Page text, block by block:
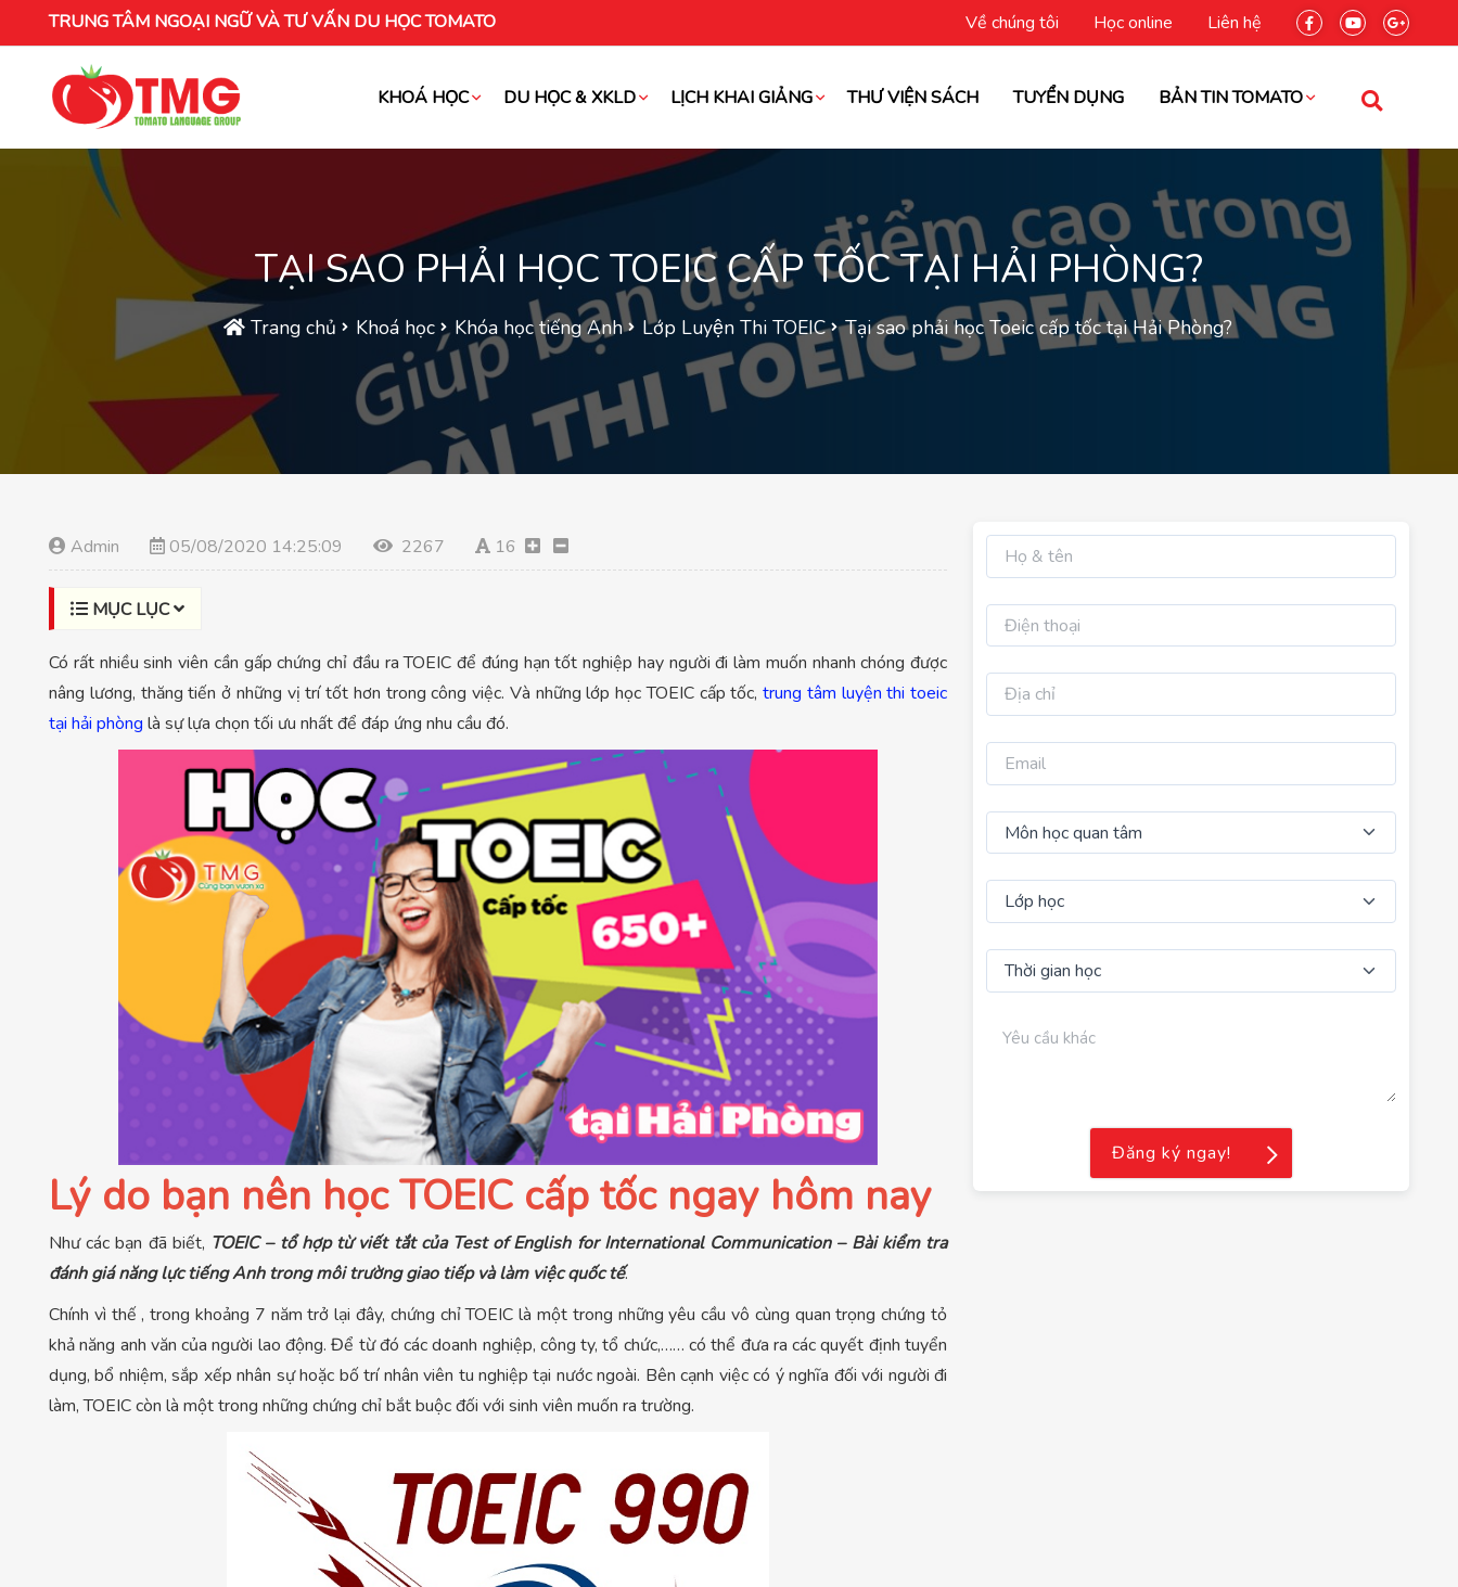
TRUNG TÂM NGOẠI NGỮ VÀ TƯ VẤN DU HỌC TOMATO Về chúng tôi Học online Liên hệ
KHOÁ HỌC DU HỌC & XKLD LỊCH KHAI GIẢNG THƯ VIỆN SÁCH TUYỂN DỤNG BẢN TIN TOMATO
TẠI SAO PHẢI HỌC TOEIC CẤP TỐC TẠI HẢI PHÒNG?
Trang chủ Khoá học Khóa học tiếng Anh Lớp Luyện Thi TOEIC Tại sao phải học Toeic cấp tốc tại Hải Phòng?
Admin 05/08/2020 14:25:09 2267 16
MỤC LỤC
Có rất nhiều sinh viên cần gấp chứng chỉ đầu ra TOEIC để đúng hạn tốt nghiệp hay người đi làm muốn nhanh chóng được
nâng lương, thăng tiến ở những vị trí tốt hơn trong công việc. Và những lớp học TOEIC cấp tốc, trung tâm luyện thi toeic
tại hải phòng là sự lựa chọn tối ưu nhất để đáp ứng nhu cầu đó.
Lý do bạn nên học TOEIC cấp tốc ngay hôm nay
Như các bạn đã biết, TOEIC – tổ hợp từ viết tắt của Test of English for International Communication – Bài kiểm tra
đánh giá năng lực tiếng Anh trong môi trường giao tiếp và làm việc quốc tế.
Chính vì thế , trong khoảng 7 năm trở lại đây, chứng chỉ TOEIC là một trong những yêu cầu vô cùng quan trọng chứng tỏ
khả năng anh văn của người lao động. Để từ đó các doanh nghiệp, công ty, tổ chức,…… có thể đưa ra các quyết định tuyển
dụng, bổ nhiệm, sắp xếp nhân sự hoặc bố trí nhân viên tu nghiệp tại nước ngoài. Bên cạnh việc có ý nghĩa đối với người đi
làm, TOEIC còn là một trong những chứng chỉ bắt buộc đối với sinh viên muốn ra trường.
Đăng ký ngay!